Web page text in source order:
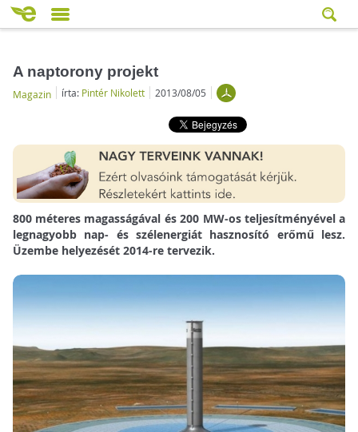
A naptorony projekt
Magazin írta: Pintér Nikolett 2013/08/05
800 méteres magasságával és 200 MW-os teljesítményével a
legnagyobb nap- és szélenergiát hasznosító erőmű lesz.
Üzembe helyezését 2014-re tervezik.